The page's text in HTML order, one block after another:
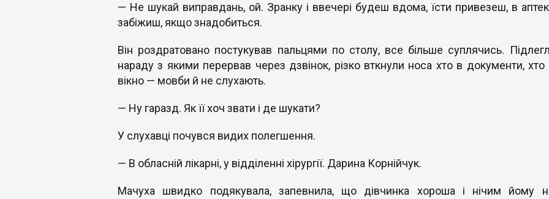
— Не шукай виправдань, ой. Зранку і ввечері будеш вдома, їсти привезеш, в
забіжиш, якщо знадобиться.
Він роздратовано постукував пальцями по столу, все більше суплячись.
нараду з якими перервав через дзвінок, різко вткнули носа хто в документи, хто
вікно — мовби й не слухають.
— Ну гаразд. Як її хоч звати і де шукати?
У слухавці почувся видих полегшення.
— В обласній лікарні, у відділенні хірургії. Дарина Корнійчук.
Мачуха швидко подякувала, запевнила, що дівчинка хороша і нічим йому